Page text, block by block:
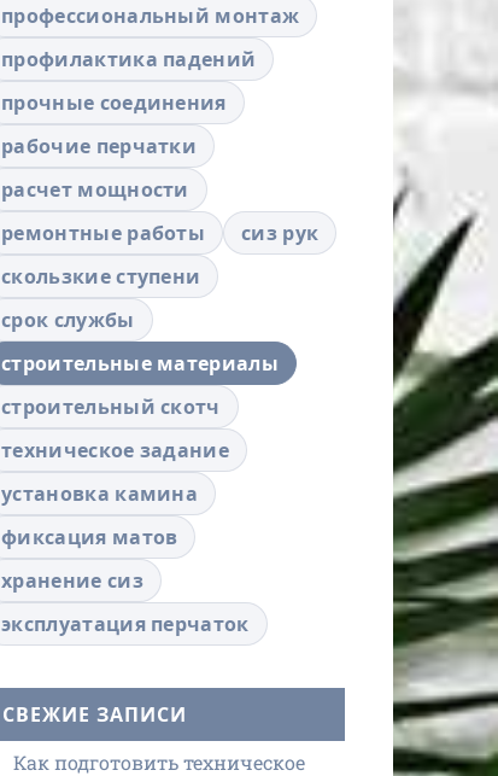
профессиональный монтаж
профилактика падений
прочные соединения
рабочие перчатки
расчет мощности
ремонтные работы
сиз рук
скользкие ступени
срок службы
строительные материалы
строительный скотч
техническое задание
установка камина
фиксация матов
хранение сиз
эксплуатация перчаток
СВЕЖИЕ ЗАПИСИ
Как подготовить техническое